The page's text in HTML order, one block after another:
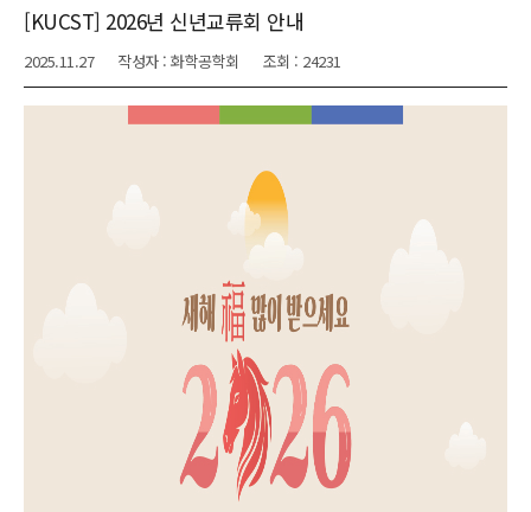
[KUCST] 2026년 신년교류회 안내
2025.11.27 작성자 : 화학공학회 조회 : 24231